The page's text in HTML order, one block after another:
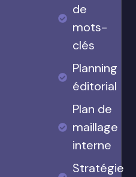
de
mots-
clés
Planning
éditorial
Plan de
maillage
interne
Stratégie